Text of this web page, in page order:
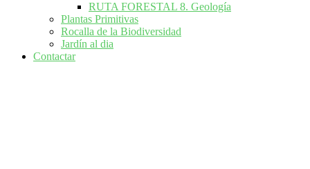
RUTA FORESTAL 8. Geología
Plantas Primitivas
Rocalla de la Biodiversidad
Jardín al dia
Contactar